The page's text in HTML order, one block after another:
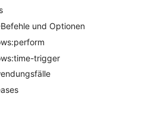
und Optionen
trigger